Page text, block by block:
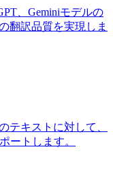
、Geminiモデルの
翻訳品質を実現しま
テキストに対して、
ートします。